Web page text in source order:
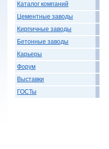
Каталог компаний
Цементные заводы
Кирпичные заводы
Бетонные заводы
Карьеры
Форум
Выставки
ГОСТы